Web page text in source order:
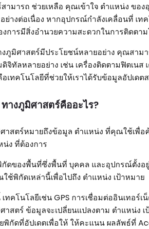
ามารถ ช่วยเหลือ คุณเข้าใจ ตำแหน่ง ขอ
างต่อเนื่อง หากอุปกรณ์กำลังเคลื่อนที่ เท
การมีสิ่งอำนวยความสะดวกในการติดต
งภูมิศาสตร์มีประโยชน์หลายอย่าง คุณสา
จิทัลหลายอย่าง เช่น เครื่องติดตามฟิตเน
อเทคโนโลยีที่ช่วยให้เราได้รับข้อมูลอัปเ
างภูมิศาสตร์คืออะไร?
าสตร์หมายถึงข้อมูล ตำแหน่ง ที่คุณใช้เ
ง ที่ต้องการ
กัดของพื้นที่ซึ่งพื้นที่ บุคคล และอุปกรณ์ตั้งอ
ช้พิกัดเหล่านี้เพื่อไปถึง ตำแหน่ง เป้าหมาย
ทคโนโลยีเช่น GPS การเชื่อมต่ออินเทอ
สตร์ ข้อมูลจะเปลี่ยนแปลงตาม ตำแหน่ง
พิกัดที่อัปเดตเพื่อให้ ให้คะแนน ผลลัพธ์ที่